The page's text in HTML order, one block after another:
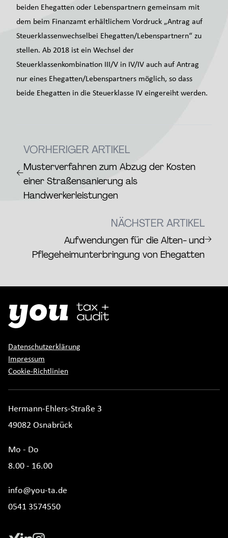
beiden Ehegatten oder Lebenspartnern gemeinsam mit
dem beim Finanzamt erhältlichem Vordruck „Antrag auf
Steuerklassenwechselbei Ehegatten/Lebenspartnern“ zu
stellen. Ab 2018 ist ein Wechsel der
Steuerklassenkombination III/V in IV/IV auch auf Antrag
nur eines Ehegatten/Lebenspartners möglich, so dass
beide Ehegatten in die Steuerklasse IV eingereiht werden.
←
VORHERIGER ARTIKEL
Musterverfahren zum Abzug der Kosten
einer Straßensanierung als
Handwerkerleistungen
NÄCHSTER ARTIKEL
Aufwendungen für die Alten- und
Pflegeheimunterbringung von Ehegatten
→
Datenschutzerklärung
Impressum
Cookie-Richtlinien
Hermann-Ehlers-Straße 3
49082 Osnabrück
Mo - Do
8.00 - 16.00
info@you-ta.de
0541 3574550